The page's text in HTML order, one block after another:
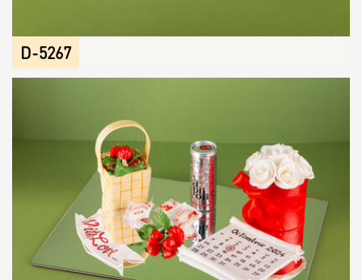
D-5267